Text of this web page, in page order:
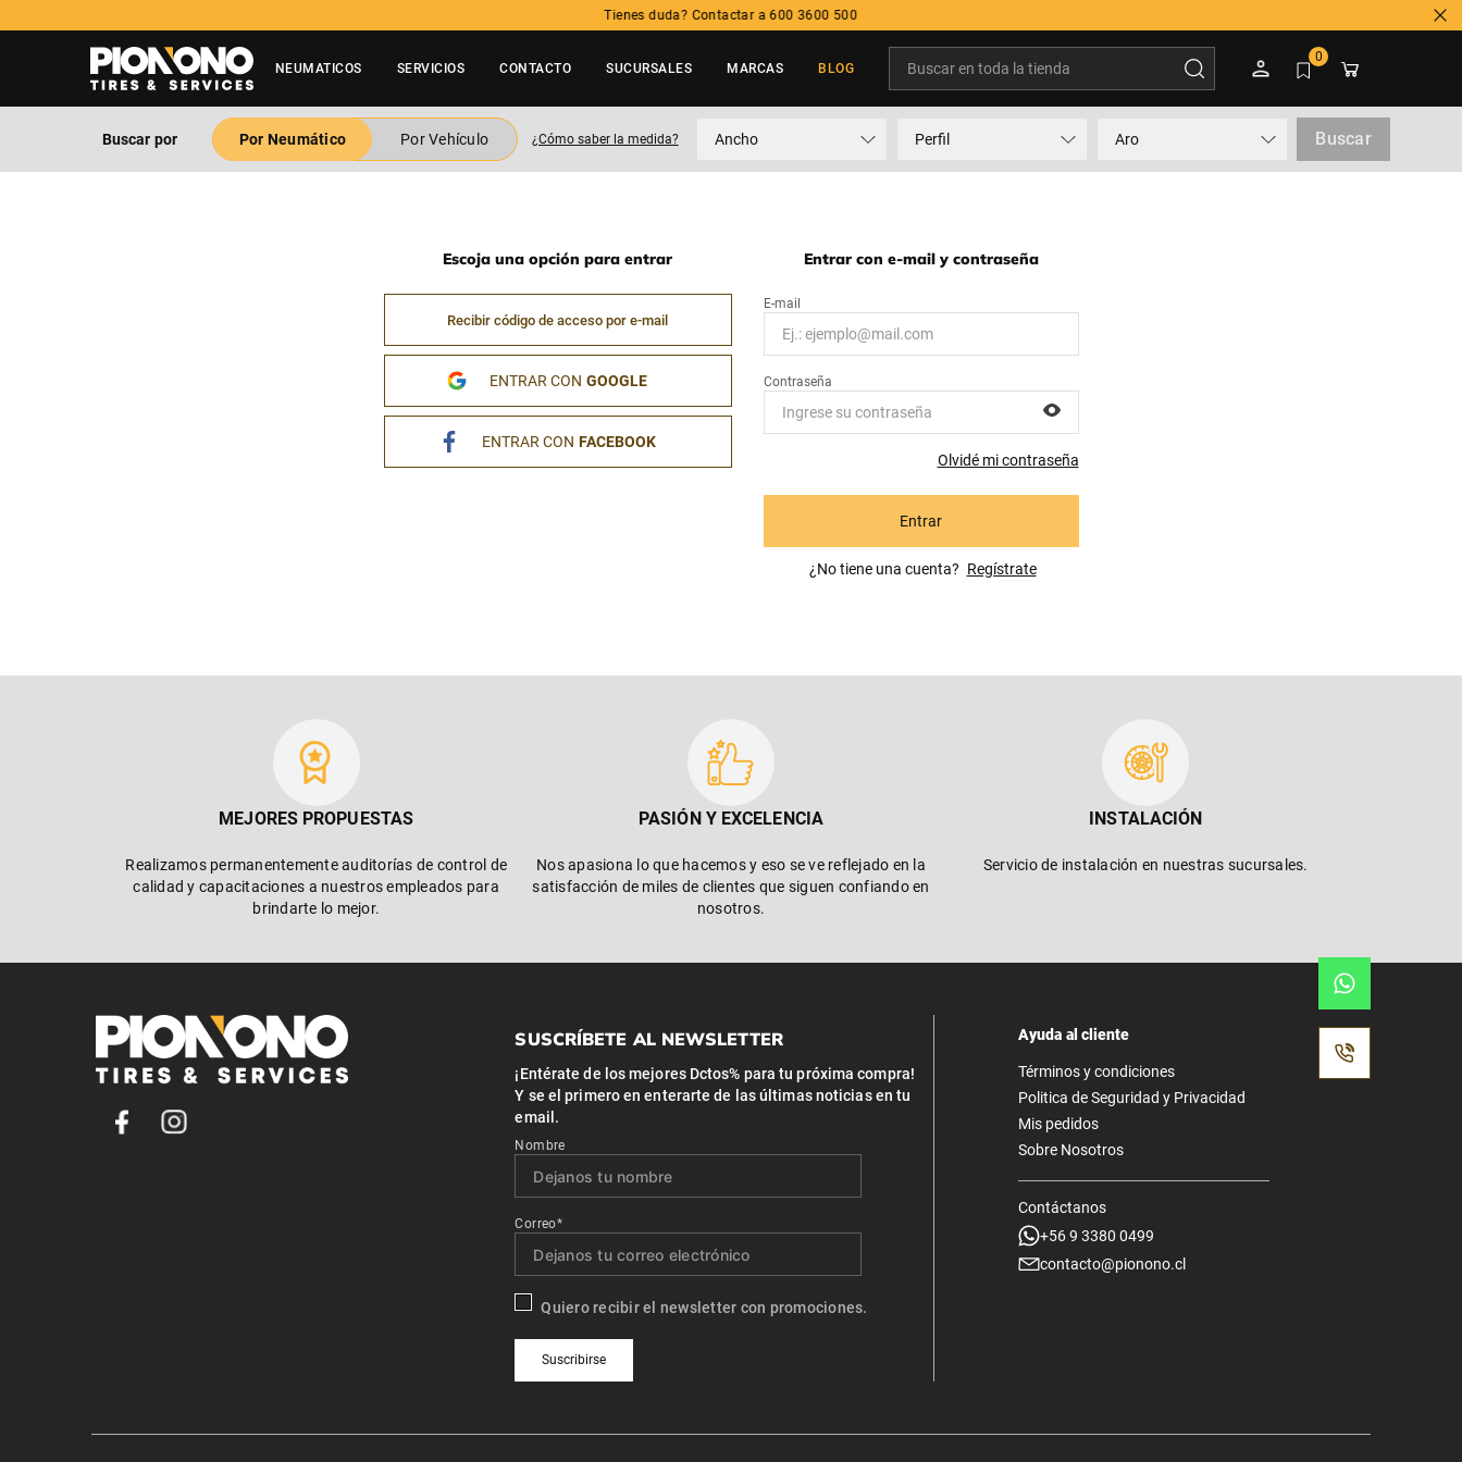
Tienes duda? Contactar a 600 3600 500
NEUMATICOS SERVICIOS CONTACTO SUCURSALES MARCAS BLOG
0
Buscar por Por Neumático Por Vehículo ¿Cómo saber la medida? Ancho Perfil Aro Buscar
Escoja una opción para entrar
Recibir código de acceso por e-mail
ENTRAR CON GOOGLE
ENTRAR CON FACEBOOK
Entrar con e-mail y contraseña
Olvidé mi contraseña
Entrar
¿No tiene una cuenta? Regístrese
MEJORES PROPUESTAS
Realizamos permanentemente auditorías de control de
calidad y capacitaciones a nuestros empleados para
brindarte lo mejor.
PASIÓN Y EXCELENCIA
Nos apasiona lo que hacemos y eso se ve reflejado en la
satisfacción de miles de clientes que siguen confiando en
nosotros.
INSTALACIÓN
Servicio de instalación en nuestras sucursales.
SUSCRÍBETE AL NEWSLETTER
¡Entérate de los mejores Dctos% para tu próxima compra!
Y se el primero en enterarte de las últimas noticias en tu
email.
Nombre
Correo*
Quiero recibir el newsletter con promociones.
Suscribirse
Ayuda al cliente
Términos y condiciones
Politica de Seguridad y Privacidad
Mis pedidos
Sobre Nosotros
Contáctanos
+56 9 3380 0499
contacto@pionono.cl
TÉRMINOS MÁS BUSCADOS
. neumatico
4. 235
5. 245